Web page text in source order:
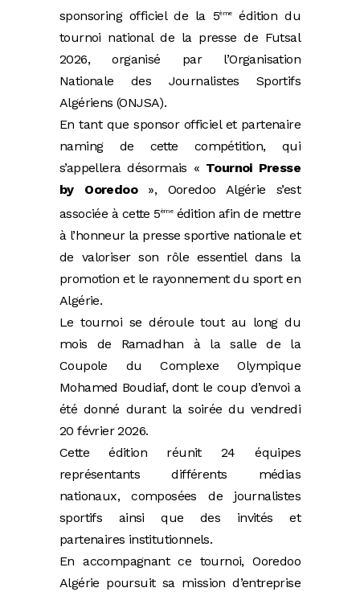
sponsoring officiel de la 5èmeédition du
tournoi national de la presse de Futsal
2026, organisé par l’Organisation
Nationale des Journalistes Sportifs
Algériens (ONJSA).
En tant que sponsor officiel et partenaire
naming de cette compétition, qui
s’appellera désormais « Tournoi Presse
by Ooredoo», Ooredoo Algérie s’est
associée à cette 5èmeédition afin de mettre
à l’honneur la presse sportive nationale et
de valoriser son rôle essentiel dans la
promotion et le rayonnement du sport en
Algérie.
Le tournoi se déroule tout au long du
mois de Ramadhan à la salle de la
Coupole du Complexe Olympique
Mohamed Boudiaf, dont le coup d’envoi a
été donné durant la soirée du vendredi
20 février 2026.
Cette édition réunit 24 équipes
représentants différents médias
nationaux, composées de journalistes
sportifs ainsi que des invités et
partenaires institutionnels.
En accompagnant ce tournoi, Ooredoo
Algérie poursuit sa mission d’entreprise